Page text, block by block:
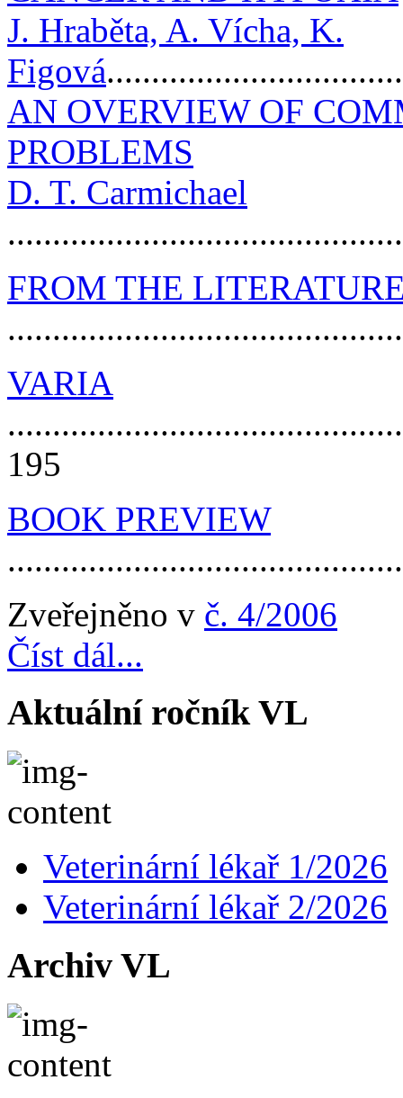
J. Hraběta, A. Vícha, K.
Figová
AN OVERVIEW OF
PROBLEMS
D. T. Carmichael
FROM THE
VARIA
195
BOOK PREVIEW
Zveřejněno v č. 4/2006
Číst dál...
Aktuální ročník VL
Veterinární lékař 1/2026
Veterinární lékař 2/2026
Archiv VL